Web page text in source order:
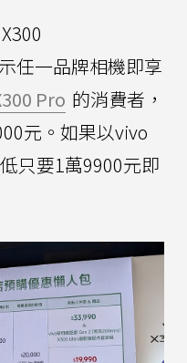
任一品牌相機即享
Pro 的消費者，
元。如果以vivo
只要1萬9900元即